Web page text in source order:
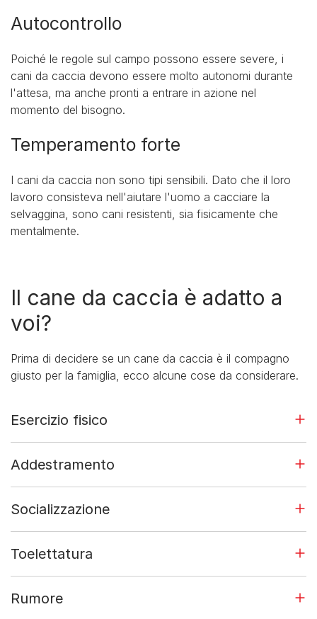
Autocontrollo
Poiché le regole sul campo possono essere severe, i
cani da caccia devono essere molto autonomi durante
l'attesa, ma anche pronti a entrare in azione nel
momento del bisogno.
Temperamento forte
I cani da caccia non sono tipi sensibili. Dato che il loro
lavoro consisteva nell'aiutare l'uomo a cacciare la
selvaggina, sono cani resistenti, sia fisicamente che
mentalmente.
Il cane da caccia è adatto a
voi?
Prima di decidere se un cane da caccia è il compagno
giusto per la famiglia, ecco alcune cose da considerare.
Esercizio fisico
Addestramento
Socializzazione
Toelettatura
Rumore